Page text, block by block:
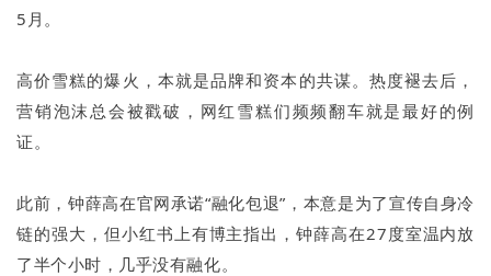
5月。
高价雪糕的爆火，本就是品牌和资本的共谋。热度褪去后，
营销泡沫总会被戳破，网红雪糕们频频翻车就是最好的例
证。
此前，钟薛高在官网承诺“融化包退”，本意是为了宣传自身冷
链的强大，但小红书上有博主指出，钟薛高在27度室温内放
了半个小时，几乎没有融化。